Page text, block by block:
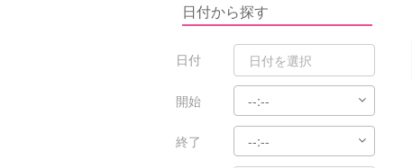
日付から探す
日付
開始
終了